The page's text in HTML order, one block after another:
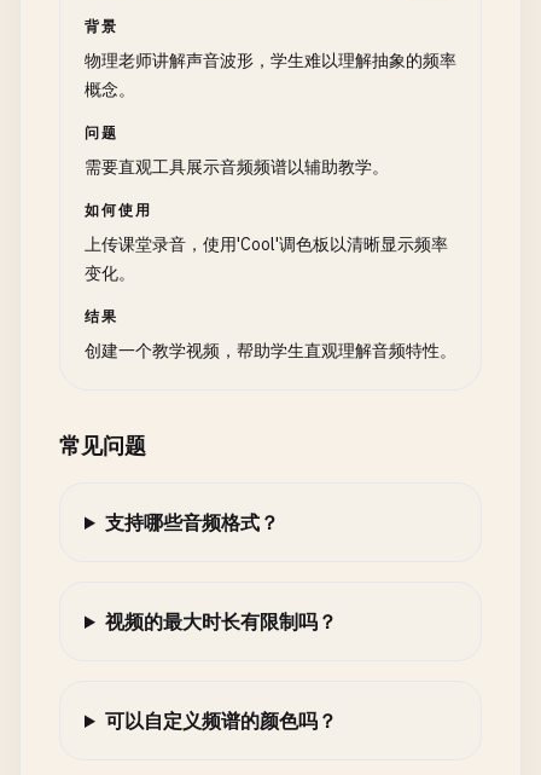
背景
物理老师讲解声音波形，学生难以理解抽象的频率
概念。
问题
需要直观工具展示音频频谱以辅助教学。
如何使用
上传课堂录音，使用'Cool'调色板以清晰显示频率
变化。
结果
创建一个教学视频，帮助学生直观理解音频特性。
常见问题
支持哪些音频格式？
视频的最大时长有限制吗？
可以自定义频谱的颜色吗？